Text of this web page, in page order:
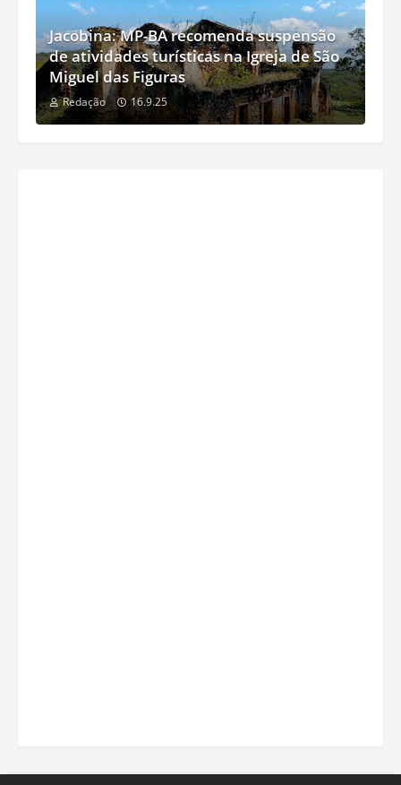
Jacobina: MP-BA recomenda suspensão
de atividades turísticas na Igreja de São
Miguel das Figuras
Redação 16.9.25